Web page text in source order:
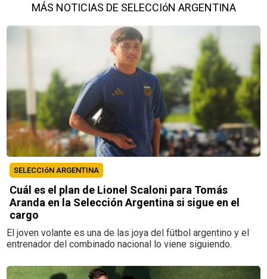
MÁS NOTICIAS DE SELECCIóN ARGENTINA
SELECCIóN ARGENTINA
Cuál es el plan de Lionel Scaloni para Tomás
Aranda en la Selección Argentina si sigue en el
cargo
El joven volante es una de las joya del fútbol argentino y el
entrenador del combinado nacional lo viene siguiendo.